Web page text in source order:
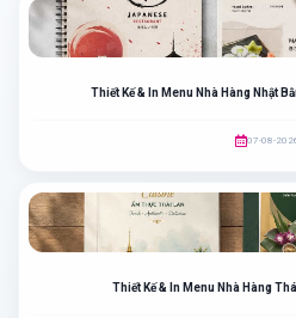
Thiết Kế & In Menu Nhà Hàng Nhật
07-08-
Thiết Kế & In Menu Nhà Hàng